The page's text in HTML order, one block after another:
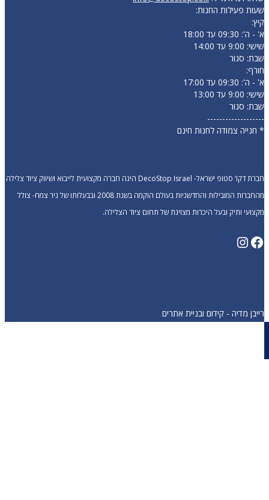
שעות פעילות החנות:
קיץ:
א' - ה': 09:30 עד 18:00
שישי: 9:00 עד 14:00
שבת: סגור
חורף:
א' - ה': 09:30 עד 17:00
שישי: 9:00 עד 13:00
שבת: סגור
-------------------
* חנייה צמודה לחנות חינם
חברת דקו’ סטופ ישראל- DecoStop Israel הינה חברה מקצועית לייבוא ושיווק ציוד צלילה
מהחברות המובילות והחדשניות בעולם הוקמה בשנת 2008 ובבעלותו של ניר צמח- צולל
מקצועי ותיק ובעל היכרות מצוינת של תחום ציוד הצלילה.
רייבן מדיה - קידום ובניית אתרים